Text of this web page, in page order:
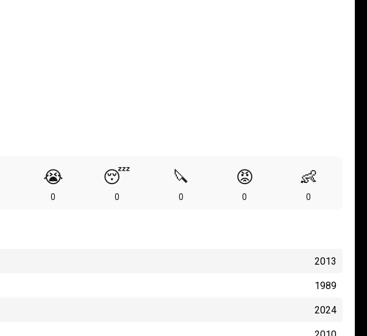
😭
0
😴
0
🔪
0
😡
0
👶
0
2013
1989
2024